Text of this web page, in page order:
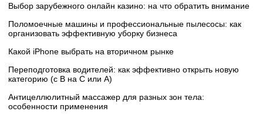
Выбор зарубежного онлайн казино: на что обратить внимание
Поломоечные машины и профессиональные пылесосы: как
организовать эффективную уборку бизнеса
Какой iPhone выбрать на вторичном рынке
Переподготовка водителей: как эффективно открыть новую
категорию (с B на C или А)
Антицеллюлитный массажер для разных зон тела:
особенности применения